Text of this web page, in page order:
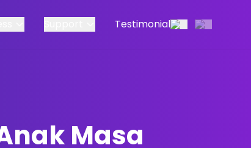
Testimonial
Masa